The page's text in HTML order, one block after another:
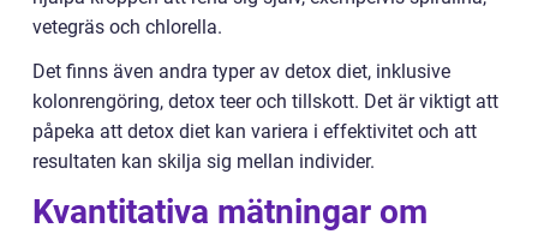
vetegräs och chlorella.
Det finns även andra typer av detox diet, inklusive
kolonrengöring, detox teer och tillskott. Det är viktigt att
påpeka att detox diet kan variera i effektivitet och att
resultaten kan skilja sig mellan individer.
Kvantitativa mätningar om